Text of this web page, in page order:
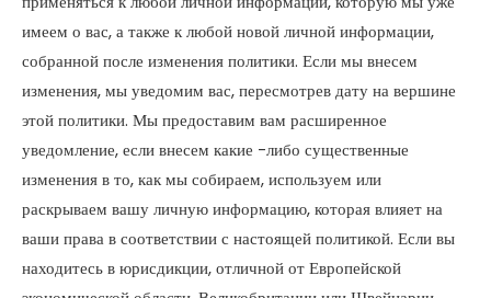
имеем о вас, а также к любой новой личной информации,
собранной после изменения политики. Если мы внесем
изменения, мы уведомим вас, пересмотрев дату на вершине
этой политики. Мы предоставим вам расширенное
уведомление, если внесем какие -либо существенные
изменения в то, как мы собираем, используем или
раскрываем вашу личную информацию, которая влияет на
ваши права в соответствии с настоящей политикой. Если вы
находитесь в юрисдикции, отличной от Европейской